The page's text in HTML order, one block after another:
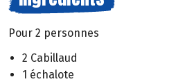
Pour 2 personnes
2 Cabillaud
1 échalote